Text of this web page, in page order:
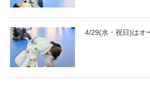
4/29(水・祝日)はオ